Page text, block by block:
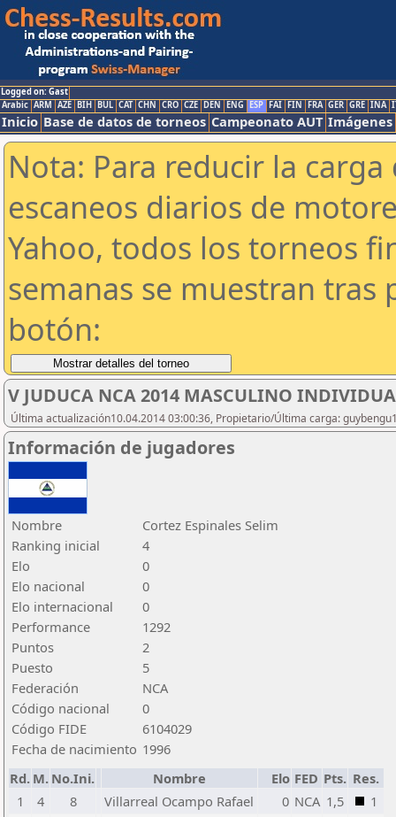
Logged on: Gast
Arabic ARM AZE BIH BUL CAT CHN CRO CZE DEN ENG ESP FAI FIN FRA GER GRE INA
Inicio Base de datos de torneos Campeonato AUT Imágenes
Nota: Para reducir la
escaneos diarios de
Yahoo, todos los torneos
semanas se muestran tras
botón:
V JUDUCA NCA 2014 MASCULINO
Última actualización10.04.2014 03:00:36, Propietario/Última carga:
Información de jugadores
Nombre
Cortez Espinales Selim
Ranking inicial
4
Elo
0
Elo nacional
0
Elo internacional
0
Performance
1292
Puntos
2
Puesto
5
Federación
NCA
Código nacional
0
Código FIDE
6104029
Fecha de nacimiento 1996
Rd. M. No.Ini. Nombre Elo FED Pts. Res.
1
4 8 Villarreal Ocampo Rafael 0 NCA 1,5
1